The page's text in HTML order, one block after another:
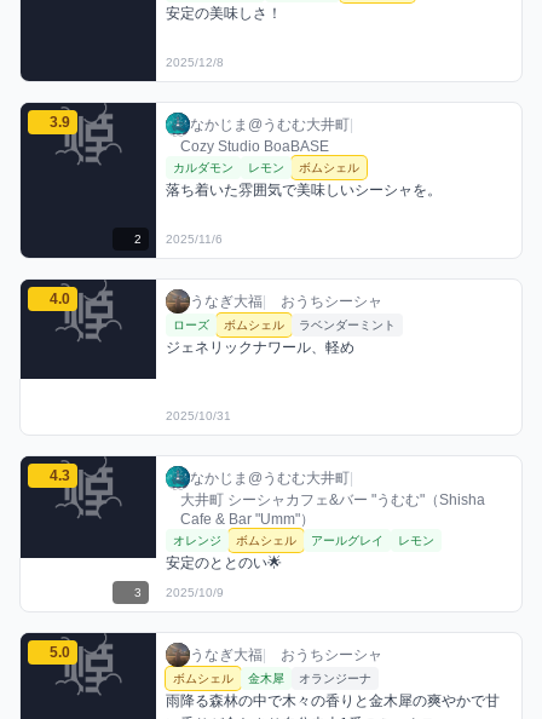
安定の美味しさ！
2025/12/8
なかじま@うむむ大井町のボムシェルミックスを見る
3.9
2
なかじま@うむむ大井町 / お店シーシャ /
なかじま@うむむ大井町
Cozy Studio BoaBASE
利用フレーバー
カルダモン レモン ボムシェル
コメント
落ち着いた雰囲気で美味しいシーシャを。
評価
2025/11/6
うなぎ大福のボムシェルミックスを見る
4.0 うなぎ大福 / おうちシーシャ / 2025年10月
うなぎ大福 おうちシーシャ
利用フレーバー
ローズ ボムシェル ラベンダーミント
コメント
ジェネリックナワール、軽め
評価
2025/10/31
なかじま@うむむ大井町のボムシェルミックスを見る
4.3
3
なかじま@うむむ大井町 / お店シーシャ /
なかじま@うむむ大井町
大井町 シーシャカフェ&バー "うむむ"（Shisha
Cafe & Bar "Umm"）
利用フレーバー
オレンジ ボムシェル アールグレイ レモン
コメント
安定のととのい🌟
評価
2025/10/9
うなぎ大福のボムシェルミックスを見る
5.0 うなぎ大福 / おうちシーシャ / 2025年10月
うなぎ大福 おうちシーシャ
利用フレーバー
ボムシェル 金木犀 オランジーナ
コメント
雨降る森林の中で木々の香りと金木犀の爽やかで甘
評価